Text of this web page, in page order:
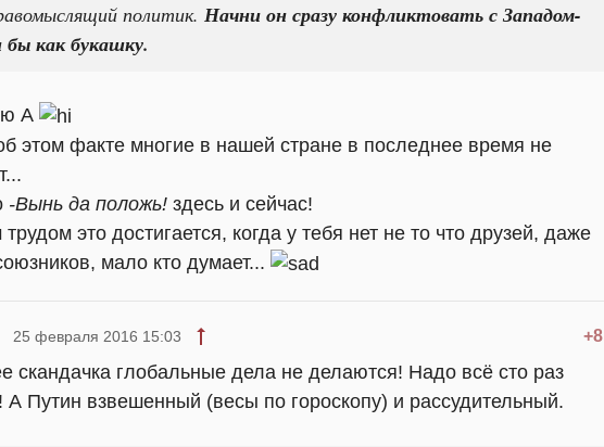
политик. Начни он сразу конфликтовать с Западом-
бы как букашку.
А
этом факте многие в нашей стране в последнее время не
-Вынь да положь! здесь и сейчас!
это достигается, когда у тебя нет не то что друзей, даже
мало кто думает...
+8
25 февраля 2016 15:03
скандачка глобальные дела не делаются! Надо всё сто раз
А Путин взвешенный (весы по гороскопу) и рассудительный.